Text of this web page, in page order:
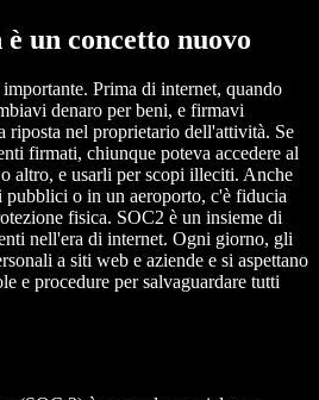
un concetto nuovo
Prima di internet, quando
denaro per beni, e firmavi
riposta nel proprietario dell'attività. Se
firmati, chiunque poteva accedere al
altro, e usarli per scopi illeciti. Anche
o in un aeroporto, c'è fiducia
fisica. SOC2 è un insieme di
nell'era di internet. Ogni giorno, gli
a siti web e aziende e si aspettano
e procedure per salvaguardare tutti